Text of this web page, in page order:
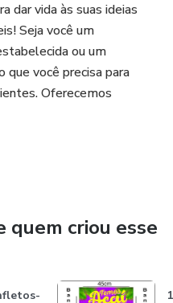
dar vida às suas ideias
Seja você um
ou um
você precisa para
Oferecemos
Lona
criou esse